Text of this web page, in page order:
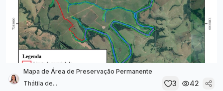
Mapa de Área de Preservação Permanente
Thátila de...
3 42